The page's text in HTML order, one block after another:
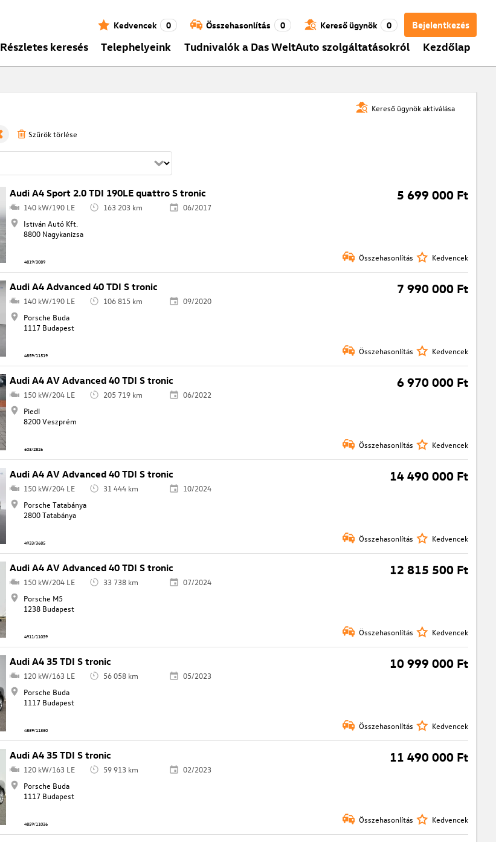
Bejelentkezés
Kedvencek 0 Összehasonlítás 0 Kereső ügynök 0
Részletes keresés Telephelyeink Tudnivalók a Das WeltAuto szolgáltatásokról Kezdőlap
Kereső ügynök aktiválása
Szűrök törlése
Audi A4 Sport 2.0 TDI 190LE quattro S tronic 5 699 000 Ft
140 kW/190 LE 163 203 km
06/2017
Istiván Autó Kft.
8800 Nagykanizsa
4819/3089 Összehasonlítás Kedvencek
Audi A4 Advanced 40 TDI S tronic 7 990 000 Ft
140 kW/190 LE 106 815 km
09/2020
Porsche Buda
1117 Budapest
4859/11519 Összehasonlítás Kedvencek
Audi A4 AV Advanced 40 TDI S tronic 6 970 000 Ft
150 kW/204 LE 205 719 km
06/2022
Piedl
8200 Veszprém
603/2826 Összehasonlítás Kedvencek
Audi A4 AV Advanced 40 TDI S tronic 14 490 000 Ft
150 kW/204 LE 31 444 km
10/2024
Porsche Tatabánya
2800 Tatabánya
4933/3685 Összehasonlítás Kedvencek
Audi A4 AV Advanced 40 TDI S tronic 12 815 500 Ft
150 kW/204 LE 33 738 km
07/2024
Porsche M5
1238 Budapest
4911/11039 Összehasonlítás Kedvencek
Audi A4 35 TDI S tronic 10 999 000 Ft
120 kW/163 LE 56 058 km
05/2023
Porsche Buda
1117 Budapest
4859/11350 Összehasonlítás Kedvencek
Audi A4 35 TDI S tronic 11 490 000 Ft
120 kW/163 LE 59 913 km
02/2023
Porsche Buda
1117 Budapest
4859/11036 Összehasonlítás Kedvencek